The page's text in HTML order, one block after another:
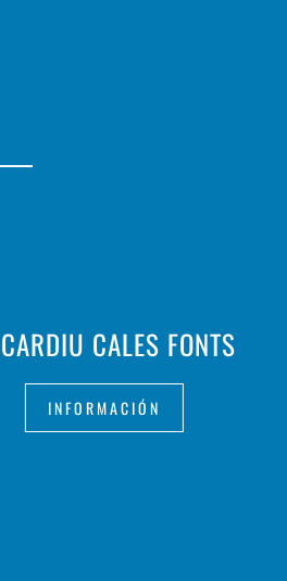
CALES FONTS
INFORMACIÓN